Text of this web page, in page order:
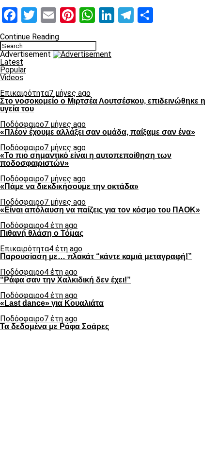
Facebook
Twitter
EmailPinterest
WhatsApp
LinkedIn
Telegram
Continue Reading
Advertisement
Latest
Popular
Videos
Επικαιρότητα7 μήνες ago
Στο νοσοκομείο ο Μιρτσέα Λουτσέσκου, επιδεινώθηκε η
υγεία του
Ποδόσφαιρο7 μήνες ago
«Πλέον έχουμε αλλάξει σαν ομάδα, παίξαμε σαν ένα»
Ποδόσφαιρο7 μήνες ago
«Το πιο σημαντικό είναι η αυτοπεποίθηση των
ποδοσφαιριστών»
Ποδόσφαιρο7 μήνες ago
«Πάμε να διεκδικήσουμε την οκτάδα»
Ποδόσφαιρο7 μήνες ago
«Είναι απόλαυση να παίζεις για τον κόσμο του ΠΑΟΚ»
Ποδόσφαιρο4 έτη ago
Πιθανή θλάση ο Τόμας
Επικαιρότητα4 έτη ago
Παρουσίαση με… πλακάτ “κάντε καμιά μεταγραφή!”
Ποδόσφαιρο4 έτη ago
“Ράφα σαν την Χαλκιδική δεν έχει!”
Ποδόσφαιρο4 έτη ago
«Last dance» για Κουαλιάτα
Ποδόσφαιρο7 έτη ago
Τα δεδομένα με Ράφα Σοάρες